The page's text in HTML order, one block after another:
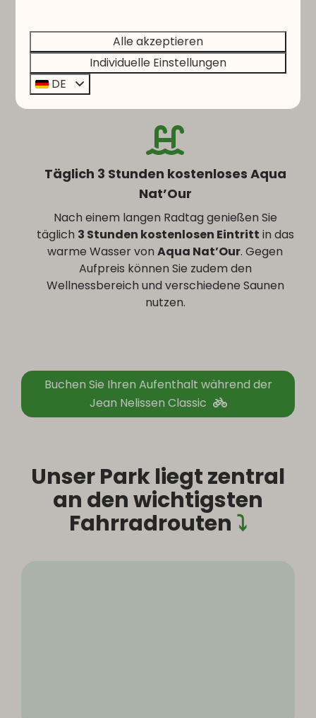
abspülen, die Reifen aufpumpen oder kleinere
Wartungsarbeiten durchführen. Auf unserem
Park steht Ihnen eine eigene Fahrrad-Service-
Station zur Verfügung –
Täglich 3 Stunden kostenloses Aqua
Nat’Our
Nach einem langen Radtag genießen Sie
täglich 3 Stunden kostenlosen Eintritt in das
warme Wasser von Aqua Nat’Our. Gegen
Aufpreis können Sie zudem den
Wellnessbereich und verschiedene Saunen
nutzen.
Buchen Sie Ihren Aufenthalt während der
Jean Nelissen Classic
Unser Park liegt zentral
an den wichtigsten
Fahrradrouten ⤵
Alle akzeptieren
Individuelle Einstellungen
DE